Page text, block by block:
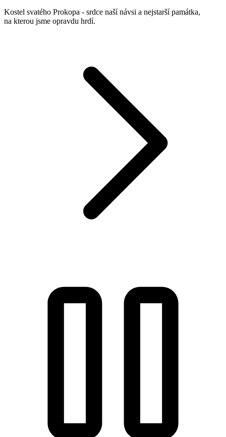
Kostel svatého Prokopa - srdce naší návsi a nejstarší památka,
na kterou jsme opravdu hrdí.